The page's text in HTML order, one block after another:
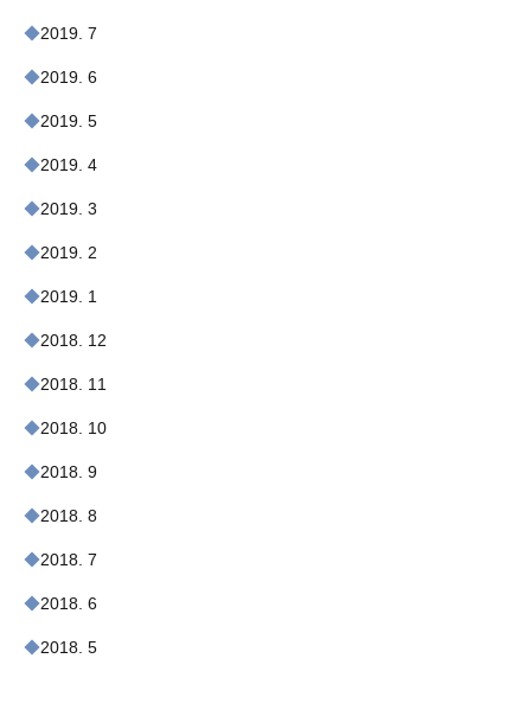
2019. 7
2019. 6
2019. 5
2019. 4
2019. 3
2019. 2
2019. 1
2018. 12
2018. 11
2018. 10
2018. 9
2018. 8
2018. 7
2018. 6
2018. 5